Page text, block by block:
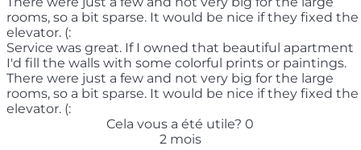
rooms, so a bit sparse. It would be nice if they fixed the
elevator. (:
Service was great. If I owned that beautiful apartment
I'd fill the walls with some colorful prints or paintings.
There were just a few and not very big for the large
rooms, so a bit sparse. It would be nice if they fixed the
elevator. (:
Cela vous a été utile? 0
2 mois